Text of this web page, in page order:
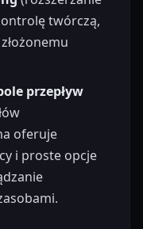
twórczą,
przepływ
oferuje
i proste opcje